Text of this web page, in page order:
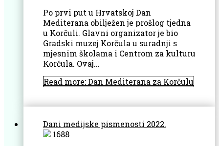
Po prvi put u Hrvatskoj Dan
Mediterana obilježen je prošlog tjedna
u Korčuli. Glavni organizator je bio
Gradski muzej Korčula u suradnji s
mjesnim školama i Centrom za kulturu
Korčula. Ovaj...
Read more: Dan Mediterana za Korčulu
Dani medijske pismenosti 2022.
1688